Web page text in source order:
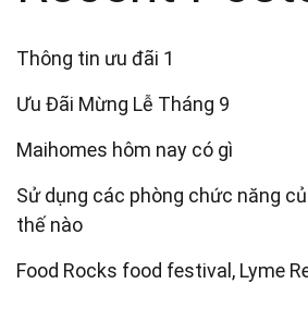
Thông tin ưu đãi 1
Ưu Đãi Mừng Lễ Tháng 9
Maihomes hôm nay có gì
Sử dụng các phòng chức năng
thế nào
Food Rocks food festival, Lyme